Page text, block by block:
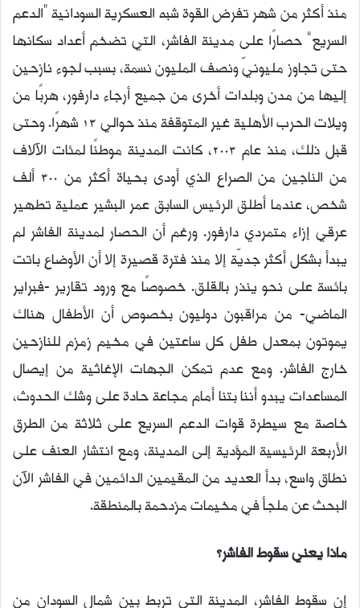
منذ أكثر من شهر تفرض القوة شبه العسكرية السودانية “الدعم
السريع” حصارًا على مدينة الفاشر، التي تضخم أعداد سكانها
حتى تجاوز مليونيّ ونصف المليون نسمة، بسبب لجوء نازحين
إليها من مدن وبلدات أخرى من جميع أرجاء دارفور، هربًا من
ويلات الحرب الأهلية غير المتوقفة منذ حوالي 13 شهرًا. وحتى
قبل ذلك، منذ عام 2003، كانت المدينة موطنًا لمئات الآلاف
من الناجين من الصراع الذي أودى بحياة أكثر من 300 ألف
شخص، عندما أطلق الرئيس السابق عمر البشير عملية تطهير
عرقي إزاء متمردي دارفور. ورغم أن الحصار لمدينة الفاشر لم
يبدأ بشكل أكثر جديّة إلا منذ فترة قصيرة إلا أن الأوضاع باتت
بائسة على نحو ينذر بالقلق. خصوصًا مع ورود تقارير -فبراير
الماضي- من مراقبون دوليون بخصوص أن الأطفال هناك
يموتون بمعدل طفل كل ساعتين في مخيم زمزم للنازحين
خارج الفاشر. ومع عدم تمكن الجهات الإغاثية من إيصال
المساعدات يبدو أننا بتنا أمام مجاعة حادة على وشك الحدوث،
خاصة مع سيطرة قوات الدعم السريع على ثلاثة من الطرق
الأربعة الرئيسية المؤدية إلى المدينة، ومع انتشار العنف على
نطاق واسع، بدأ العديد من المقيمين الدائمين في الفاشر الآن
البحث عن ملجأ في مخيمات مزدحمة بالمنطقة.
ماذا يعني سقوط الفاشر؟
إن سقوط الفاشر، المدينة التي تربط بين شمال السودان من